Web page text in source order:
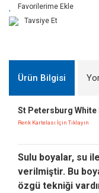
Tavsiye Et
Ürün Bilgisi
St Petersburg White
Renk Kartelası İçin Tıklayın
Sulu boyalar, su ile
verilmiştir. Bu
özgü tekniği